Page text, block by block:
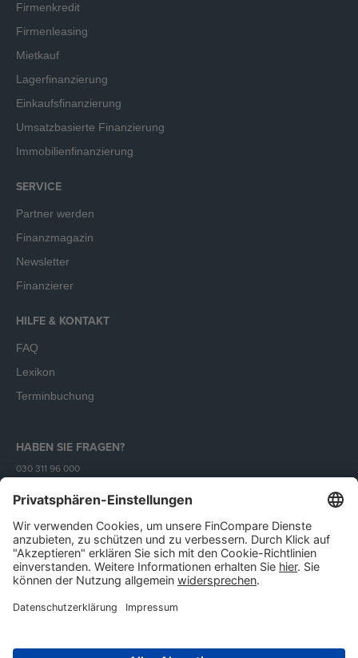
Firmenkredit
Firmenleasing
Mietkauf
Lagerfinanzierung
Einkaufsfinanzierung
Umsatzbasierte Finanzierung
Immobilienfinanzierung
SERVICE
Partner werden
Finanzmagazin
Newsletter
Finanzierer
HILFE & KONTAKT
FAQ
Lexikon
Terminbuchung
HABEN SIE FRAGEN?
030 311 96 000
Mo - Fr (9 - 18 Uhr)
Unser Angebot richtet sich ausschließlich an Unternehmen.
ImpressumAGBDatenschutzIT-Sicherheit